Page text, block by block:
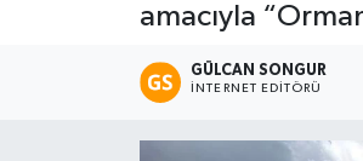
amacıyla
GÜLCAN SONGUR
İNTERNET EDITÖRÜ
Teknoloji